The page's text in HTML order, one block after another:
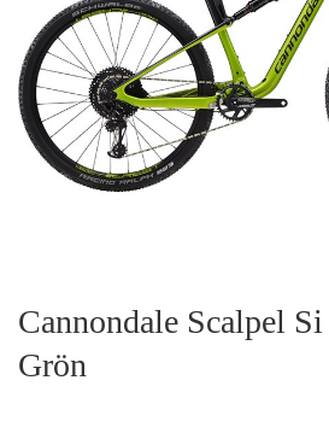
Cannondale Scalpel
Grön